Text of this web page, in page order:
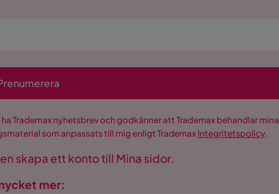
Trademax nyhetsbrev och godkänner att Trademax behandlar mina
som anpassats till mig enligt TrademaxIntegritetspolicy.
skapa ett konto till Mina sidor.
mer: